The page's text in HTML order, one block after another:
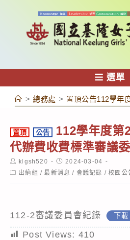
容
選單
> 總務處 > 置頂公告112學年
置頂 公告
112學年度第
代辦費收費標準審議
Post
author:
klgsh520
Post
published:
2024-03-04
Post出納組 / 最新消息 / 會議記錄 / 校園公
112-2審議委員會紀錄 下載
Post Views: 410